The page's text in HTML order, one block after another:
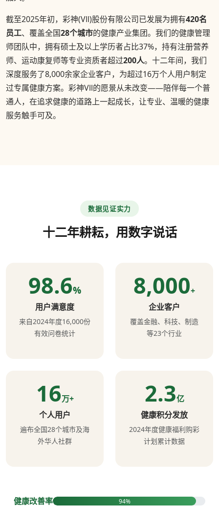
截至2025年初，彩神(Vll)股份有限公司已发展为拥有420名
员工、覆盖全国28个城市的健康产业集团。我们的健康管理
师团队中，拥有硕士及以上学历者占比37%，持有注册营养
师、运动康复师等专业资质者超过200人。十二年间，我们
深度服务了8,000余家企业客户，为超过16万个人用户制定
过专属健康方案。彩神Vll的愿景从未改变——陪伴每一个普
通人，在追求健康的道路上一起成长，让专业、温暖的健康
服务触手可及。
数据见证实力
十二年耕耘，用数字说话
98.6%
用户满意度
来自2024年度16,000份
有效问卷统计
8,000+
企业客户
覆盖金融、科技、制造
等23个行业
16万+
个人用户
遍布全国28个城市及海
外华人社群
2.3亿
健康积分发放
2024年度健康福利购彩
计划累计数据
健康改善率 94%